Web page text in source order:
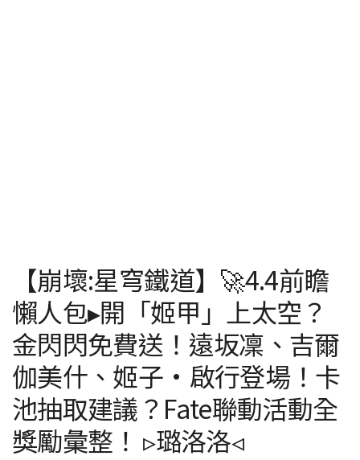
【崩壞:星穹鐵道】🚀4.4前瞻
懶人包▸開「姬甲」上太空？
金閃閃免費送！遠坂凜、吉爾
伽美什、姬子·啟行登場！卡
池抽取建議？Fate聯動活動全
獎勵彙整！ ▹璐洛洛◃